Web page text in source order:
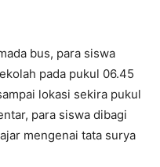
bus, para siswa
pada pukul 06.45
lokasi sekira pukul
para siswa dibagi
mengenai tata surya